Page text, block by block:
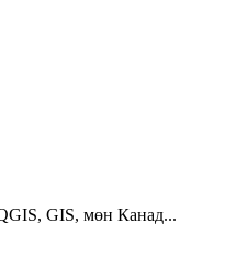
GIS, мөн Канад...